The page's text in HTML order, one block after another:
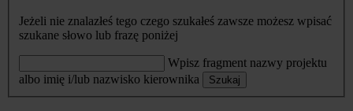
Jeżeli nie znalazłeś tego czego szukałeś zawsze możesz wpisać
szukane słowo lub frazę poniżej
Wpisz fragment nazwy projektu
albo imię i/lub nazwisko kierownika
Szukaj